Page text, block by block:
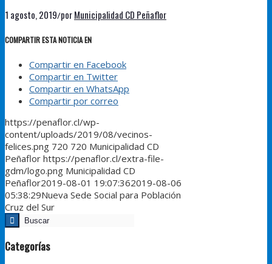
1 agosto, 2019/porMunicipalidad CD Peñaflor
COMPARTIR ESTA NOTICIA EN
Compartir en Facebook
Compartir en Twitter
Compartir en WhatsApp
Compartir por correo
https://penaflor.cl/wp-
content/uploads/2019/08/vecinos-
felices.png 720 720 Municipalidad CD
Peñaflor https://penaflor.cl/extra-file-
gdm/logo.png Municipalidad CD
Peñaflor2019-08-01 19:07:362019-08-06
05:38:29Nueva Sede Social para Población
Cruz del Sur
Categorías